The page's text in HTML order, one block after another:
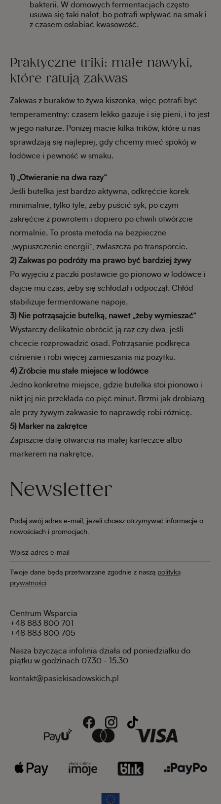
bakterii. W domowych fermentacjach często
usuwa się taki nalot, bo potrafi wpływać na smak i
z czasem osłabiać kwasowość.
Praktyczne triki: małe nawyki,
które ratują zakwas
Zakwas z buraków to żywa kiszonka, więc potrafi być
temperamentny: czasem lekko gazuje i się pieni, i to jest
w jego naturze. Poniżej macie kilka trików, które u nas
sprawdzają się najlepiej, gdy chcemy mieć spokój w
lodówce i pewność w smaku.
1) „Otwieranie na dwa razy”
Jeśli butelka jest bardzo aktywna, odkręćcie korek
minimalnie, tylko tyle, żeby puścić syk, po czym
zakręćcie z powrotem i dopiero po chwili otwórzcie
normalnie. To prosta metoda na bezpieczne
„wypuszczenie energii”, zwłaszcza po transporcie.
2) Zakwas po podróży ma prawo być bardziej żywy
Po wyjęciu z paczki postawcie go pionowo w lodówce i
dajcie mu czas, żeby się schłodził i odpoczął. Chłód
stabilizuje fermentowane napoje.
3) Nie potrząsajcie butelką, nawet „żeby wymieszać”
Wystarczy delikatnie obrócić ją raz czy dwa, jeśli
chcecie rozprowadzić osad. Potrząsanie podkręca
ciśnienie i robi więcej zamieszania niż pożytku.
4) Zróbcie mu stałe miejsce w lodówce
Jedno konkretne miejsce, gdzie butelka stoi pionowo i
nikt jej nie przekłada co pięć minut. Brzmi jak drobiazg,
ale przy żywym zakwasie to naprawdę robi różnicę.
5) Marker na zakrętce
Zapiszcie datę otwarcia na małej karteczce albo
markerem na nakrętce.
Newsletter
Podaj swój adres e-mail, jeżeli chcesz otrzymywać informacje o
nowościach i promocjach.
Twoje dane będą przetwarzane zgodnie z naszą polityką
prywatności
Centrum Wsparcia
+48 883 800 701
+48 883 800 705
Nasza bzycząca infolinia działa od poniedziałku do
piątku w godzinach 07.30 - 15.30
kontakt@pasiekisadowskich.pl